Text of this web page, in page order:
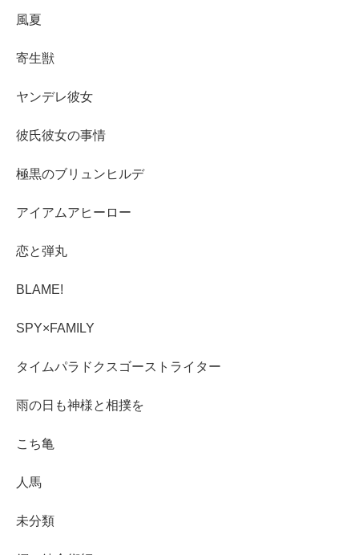
風夏
寄生獣
ヤンデレ彼女
彼氏彼女の事情
極黒のブリュンヒルデ
アイアムアヒーロー
恋と弾丸
BLAME!
SPY×FAMILY
タイムパラドクスゴーストライター
雨の日も神様と相撲を
こち亀
人馬
未分類